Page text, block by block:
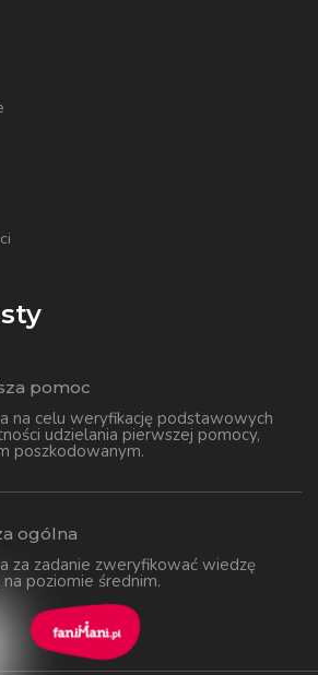
pomoc
na celu weryfikację podstawowych
udzielania pierwszej pomocy,
poszkodowanym.
ogólna
za zadanie zweryfikować wiedzę
poziomie średnim.